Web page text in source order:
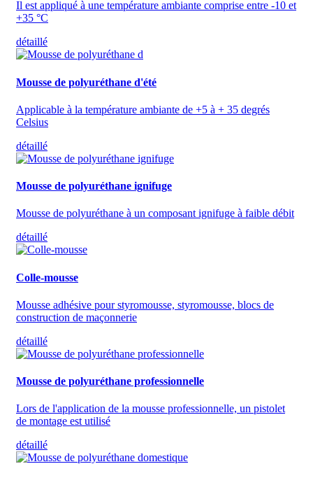
Il est appliqué à une température ambiante comprise entre -10 et
+35 °C
détaillé
Mousse de polyuréthane d'été
Applicable à la température ambiante de +5 à + 35 degrés
Celsius
détaillé
Mousse de polyuréthane ignifuge
Mousse de polyuréthane à un composant ignifuge à faible débit
détaillé
Colle-mousse
Mousse adhésive pour styromousse, styromousse, blocs de
construction de maçonnerie
détaillé
Mousse de polyuréthane professionnelle
Lors de l'application de la mousse professionnelle, un pistolet
de montage est utilisé
détaillé